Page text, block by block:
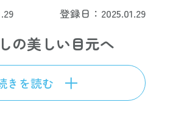
登録日：2025.01.29
の美しい目元へ
きを読む